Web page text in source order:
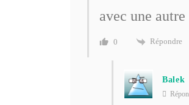
avec une
0 Répondre
Balek